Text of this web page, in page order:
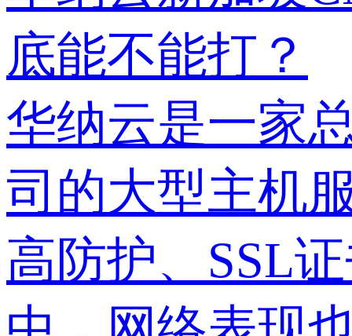
底能不能打？
华纳云是一家
司的大型主机
高防护、SSL